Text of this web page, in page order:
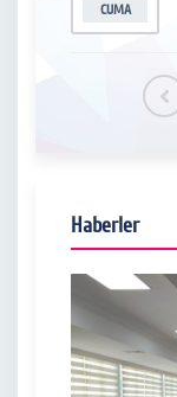
CUMA
Haberler